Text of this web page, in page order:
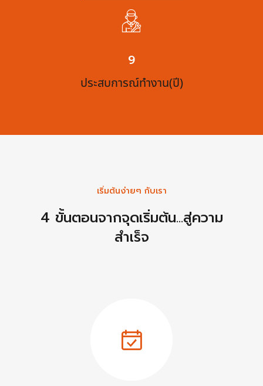
11
ประสบการณ์ทำงาน(ปี)
เริ่มต้นง่ายๆ กับเรา
4 ขั้นตอนจากจุดเริ่มต้น...สู่ความ
สำเร็จ